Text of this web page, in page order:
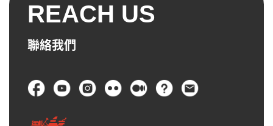
REACH US
聯絡我們
頁尾